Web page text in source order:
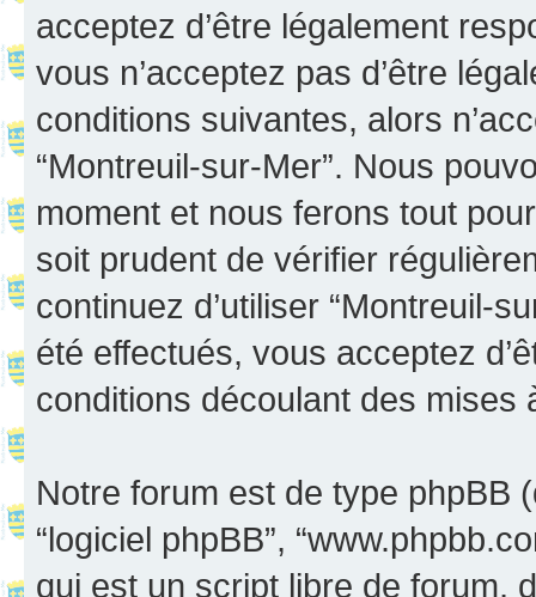
acceptez d’être légalement
vous n’acceptez pas d’être
conditions suivantes, alors
“Montreuil-sur-Mer”. Nous
moment et nous ferons tout
soit prudent de vérifier
continuez d’utiliser “Montreuil-
été effectués, vous acceptez
conditions découlant des mises
Notre forum est de type phpBB
“logiciel phpBB”,
qui est un script libre de forum,